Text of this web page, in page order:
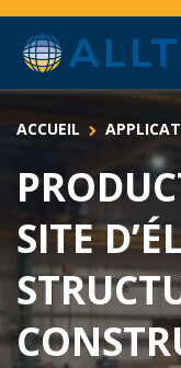
Se rendre au
ACCUEIL
SITE